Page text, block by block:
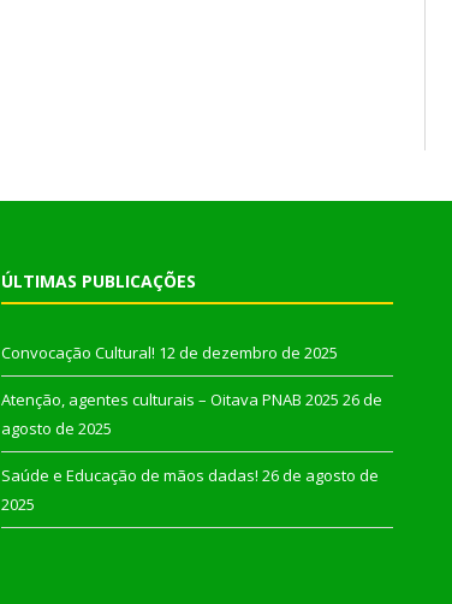
ÚLTIMAS PUBLICAÇÕES
Convocação Cultural! 12 de dezembro de 2025
Atenção, agentes culturais – Oitava PNAB 2025 26 de
agosto de 2025
Saúde e Educação de mãos dadas! 26 de agosto de
2025